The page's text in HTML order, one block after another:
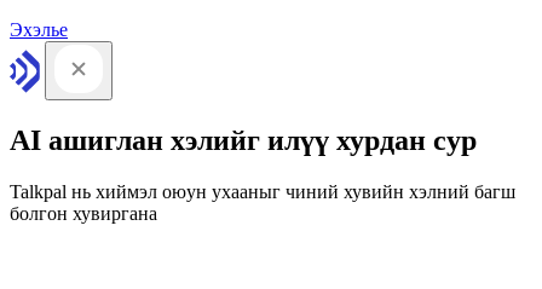
Эхэлье
AI ашиглан хэлийг илүү хурдан сур
Talkpal нь хиймэл оюун ухааныг чиний хувийн хэлний багш
болгон хувиргана